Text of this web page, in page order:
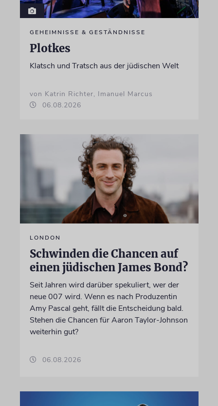
GEHEIMNISSE & GESTÄNDNISSE
Plotkes
Klatsch und Tratsch aus der jüdischen Welt
von Katrin Richter, Imanuel Marcus
06.08.2026
LONDON
Schwinden die Chancen auf
einen jüdischen James Bond?
Seit Jahren wird darüber spekuliert, wer der
neue 007 wird. Wenn es nach Produzentin
Amy Pascal geht, fällt die Entscheidung bald.
Stehen die Chancen für Aaron Taylor-Johnson
weiterhin gut?
06.08.2026